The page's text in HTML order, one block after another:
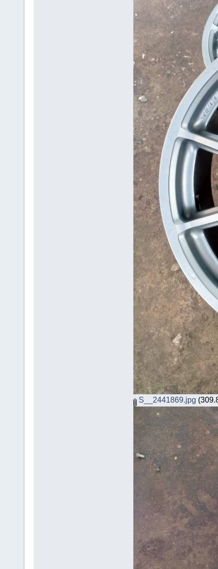
S__2441869.jpg